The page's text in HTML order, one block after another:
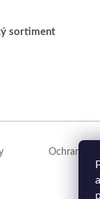
sortiment
Ochrana